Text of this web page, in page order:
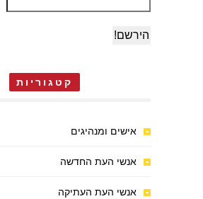
קטגוריות
אישים ומנהיגים
אנשי העת החדשה
אנשי העת העתיקה